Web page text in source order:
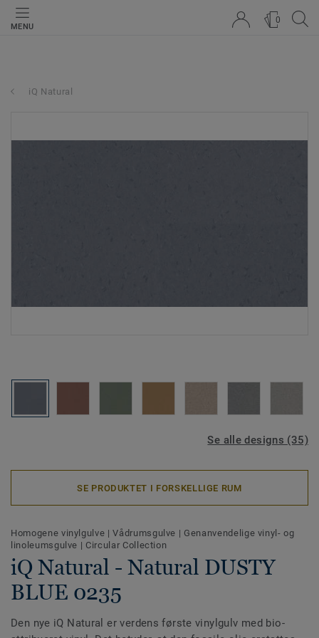
MENU
0
iQ Natural
Se alle designs (35)
SE PRODUKTET I FORSKELLIGE RUM
Homogene vinylgulve |Vådrumsgulve | Genanvendelige vinyl- og
linoleumsgulve | Circular Collection
iQ Natural - Natural DUSTY
BLUE 0235
Den nye iQ Natural er verdens første vinylgulv med bio-